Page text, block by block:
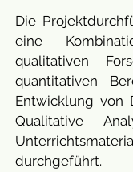
Die
eine
qualitativen
quantitativen
Entwicklung von
Qualitative